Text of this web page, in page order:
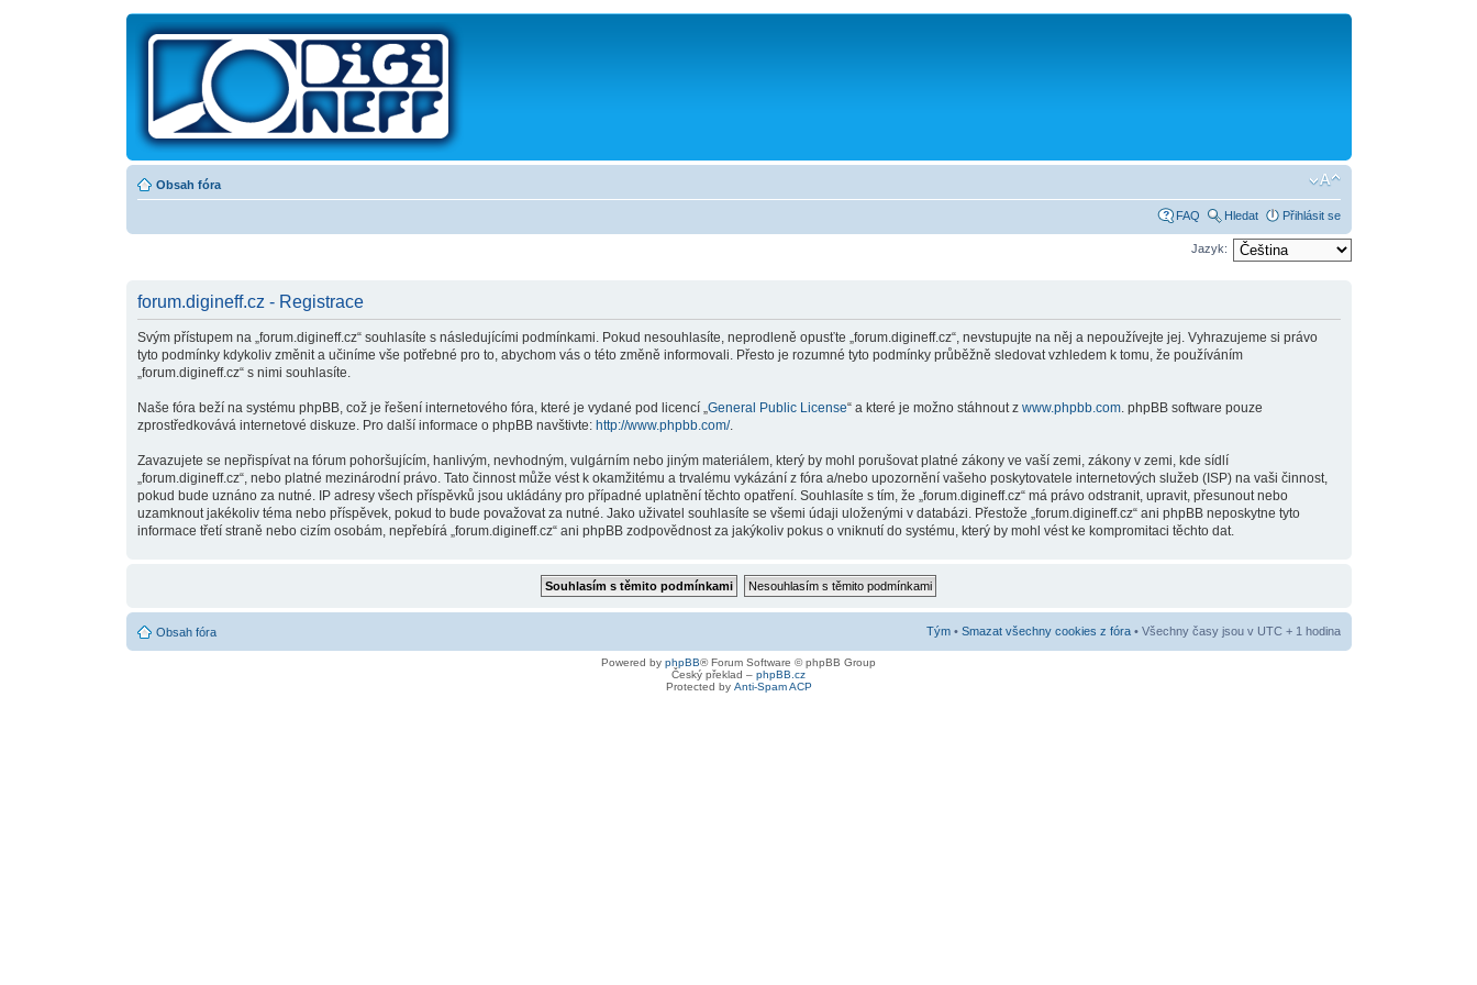
Obsah fóra
FAQ Hledat Přihlásit se
Jazyk:
forum.digineff.cz - Registrace
Svým přístupem na „forum.digineff.cz“ souhlasíte s následujícími podmínkami. Pokud nesouhlasíte, neprodleně opusťte „forum.digineff.cz“, nevstupujte na něj a nepoužívejte jej. Vyhrazujeme si právo
tyto podmínky kdykoliv změnit a učiníme vše potřebné pro to, abychom vás o této změně informovali. Přesto je rozumné tyto podmínky průběžně sledovat vzhledem k tomu, že používáním
„forum.digineff.cz“ s nimi souhlasíte.
Naše fóra beží na systému phpBB, což je řešení internetového fóra, které je vydané pod licencí „ General Public License“ a které je možno stáhnout z www.phpbb.com. phpBB software pouze
zprostředkovává internetové diskuze. Pro další informace o phpBB navštivte: http://www.phpbb.com/.
Zavazujete se nepřispívat na fórum pohoršujícím, hanlivým, nevhodným, vulgárním nebo jiným materiálem, který by mohl porušovat platné zákony ve vaší zemi, zákony v zemi, kde sídlí
„forum.digineff.cz“, nebo platné mezinárodní právo. Tato činnost může vést k okamžitému a trvalému vykázání z fóra a/nebo upozornění vašeho poskytovatele internetových služeb (ISP) na vaši činnost,
pokud bude uznáno za nutné. IP adresy všech příspěvků jsou ukládány pro případné uplatnění těchto opatření. Souhlasíte s tím, že „forum.digineff.cz“ má právo odstranit, upravit, přesunout nebo
uzamknout jakékoliv téma nebo příspěvek, pokud to bude považovat za nutné. Jako uživatel souhlasíte se všemi údaji uloženými v databázi. Přestože „forum.digineff.cz“ ani phpBB neposkytne tyto
informace třetí straně nebo cizím osobám, nepřebírá „forum.digineff.cz“ ani phpBB zodpovědnost za jakýkoliv pokus o vniknutí do systému, který by mohl vést ke kompromitaci těchto dat.
Obsah fóra Tým• Smazat všechny cookies z fóra• Všechny časy jsou v UTC + 1 hodina
Powered by phpBB® Forum Software © phpBB Group
Český překlad – phpBB.cz
Protected by Anti-Spam ACP